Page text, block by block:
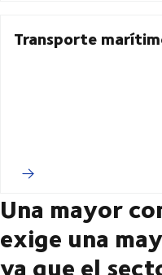
Transporte
Una mayor
exige una
ya que el